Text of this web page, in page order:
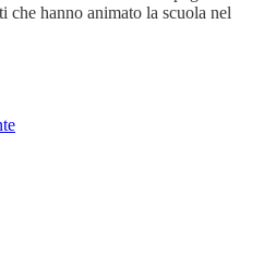
che hanno animato la scuola nel